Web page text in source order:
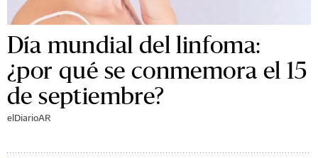
Día mundial del linfoma:
¿por qué se conmemora el 15
de septiembre?
elDiarioAR